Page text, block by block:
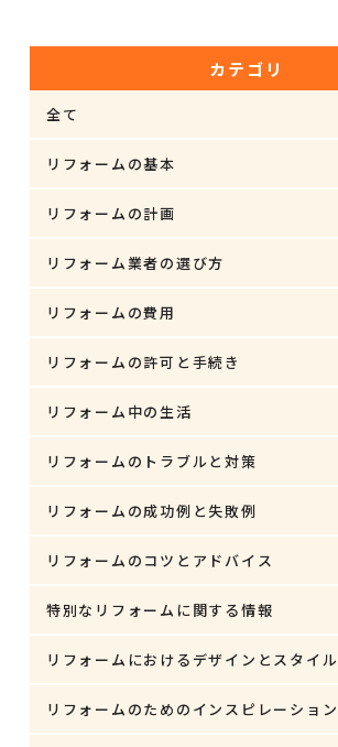
カテゴリ
全て
リフォームの基本
リフォームの計画
リフォーム業者の選び方
リフォームの費用
リフォームの許可と手続き
リフォーム中の生活
リフォームのトラブルと対策
リフォームの成功例と失敗例
リフォームのコツとアドバイス
特別なリフォームに関する情報
リフォームにおけるデザインとスタイル
リフォームのためのインスピレーション